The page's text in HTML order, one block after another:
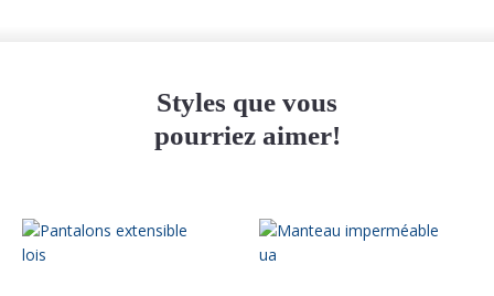
Styles que vous
pourriez aimer!
Ce
produit